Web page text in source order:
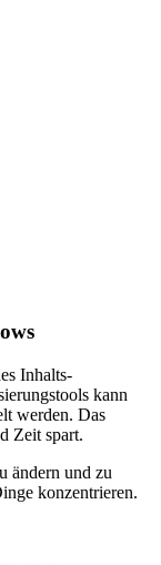
Inhalts-
kann
werden. Das
Zeit spart.
ändern und zu
konzentrieren.